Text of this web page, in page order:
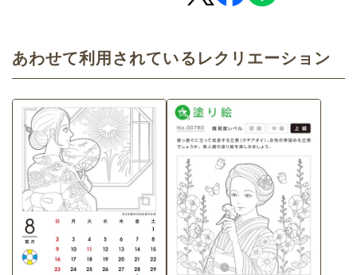
あわせて利用されているレクリエーション